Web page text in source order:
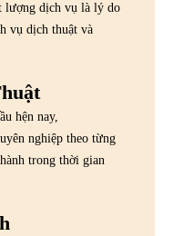
lượng dịch vụ là lý do
vụ dịch thuật và
hện nay,
nghiệp theo từng
trong thời gian